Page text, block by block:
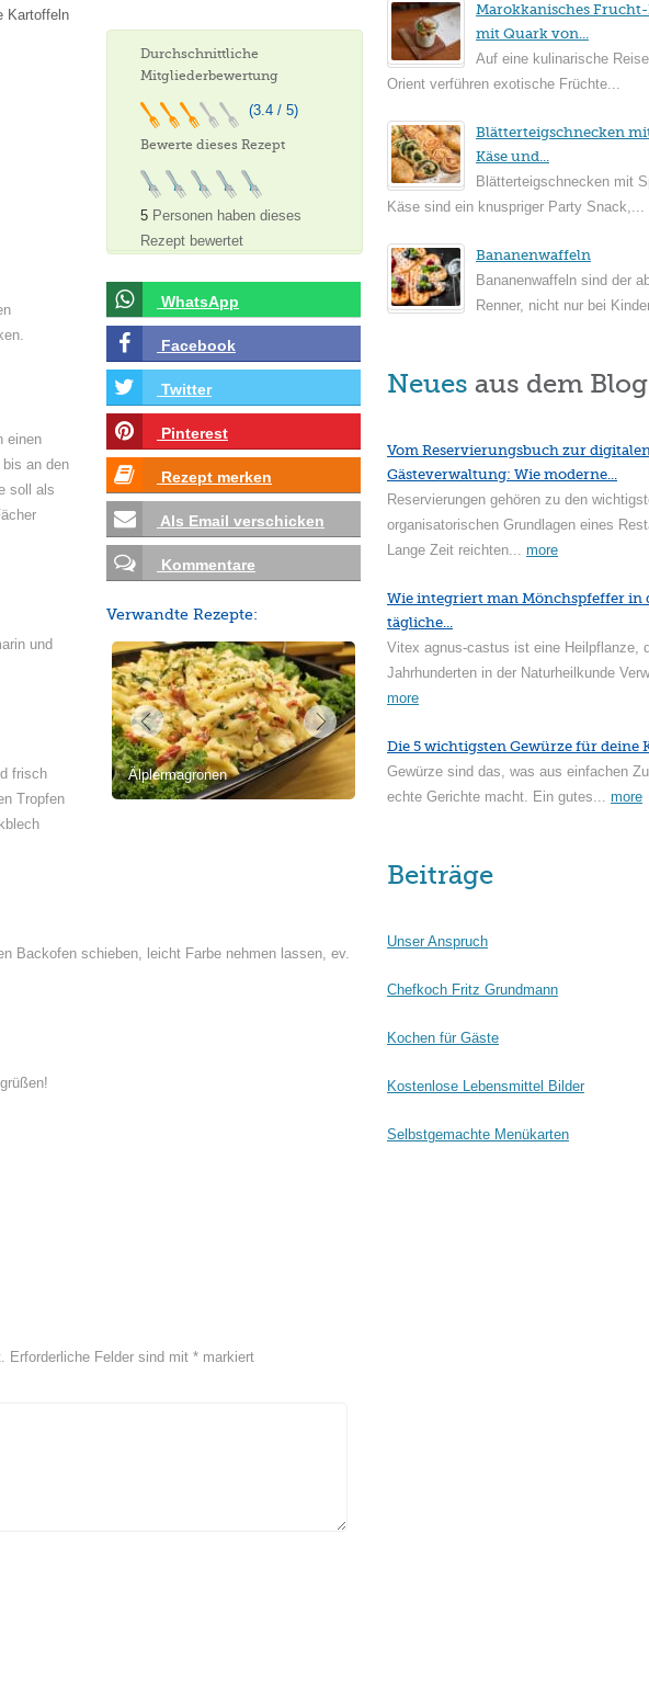
Durchschnittliche
Mitgliederbewertung
(3.4 / 5)
Bewerte dieses Rezept
5 Personen haben dieses
Rezept bewertet
WhatsApp
Facebook
Twitter
Pinterest
Rezept merken
Als Email verschicken
Kommentare
Verwandte Rezepte:
Älplermagronen
Kartoffeln
einen
an den
soll als
und
frisch
Tropfen
Backofen schieben, leicht Farbe nehmen lassen, ev.
Erforderliche Felder sind mit * markiert
Marokkanisches Frucht-
mit Quark von...
Auf eine kulinarische
Orient verführen exotische Früchte...
Blätterteigschnecken
Käse und...
Blätterteigschnecken mit
Käse sind ein knuspriger Party Snack,...
Bananenwaffeln
Bananenwaffeln sind der
Renner, nicht nur bei
Neues aus dem Blog
Vom Reservierungsbuch zur
Gästeverwaltung: Wie moderne...
Reservierungen gehören zu den
organisatorischen Grundlagen eines
Lange Zeit reichten... more
Wie integriert man Mönchspfeffer in
tägliche...
Vitex agnus-castus ist eine Heilpflanze,
Jahrhunderten in der Naturheilkunde
more
Die 5 wichtigsten Gewürze für deine
Gewürze sind das, was aus einfachen
echte Gerichte macht. Ein gutes... more
Beiträge
Unser Anspruch
Chefkoch Fritz Grundmann
Kochen für Gäste
Kostenlose Lebensmittel Bilder
Selbstgemachte Menükarten